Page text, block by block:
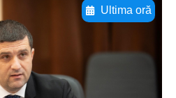
Ultima oră
textul pentru
aici